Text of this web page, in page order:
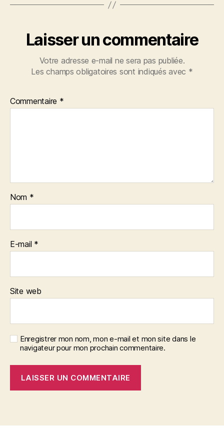
Laisser un commentaire
Votre adresse e-mail ne sera pas publiée.
Les champs obligatoires sont indiqués avec *
Commentaire *
Nom *
E-mail *
Site web
Enregistrer mon nom, mon e-mail et mon site dans le
navigateur pour mon prochain commentaire.